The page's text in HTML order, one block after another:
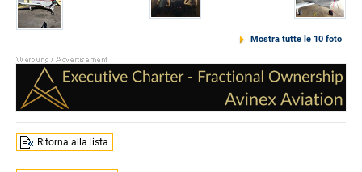
Mostra tutte le 10 foto
Ritorna alla lista